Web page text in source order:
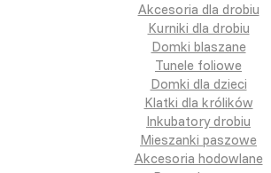
Akcesoria dla drobiu
Kurniki dla drobiu
Domki blaszane
Tunele foliowe
Domki dla dzieci
Klatki dla królików
Inkubatory drobiu
Mieszanki paszowe
Akcesoria hodowlane